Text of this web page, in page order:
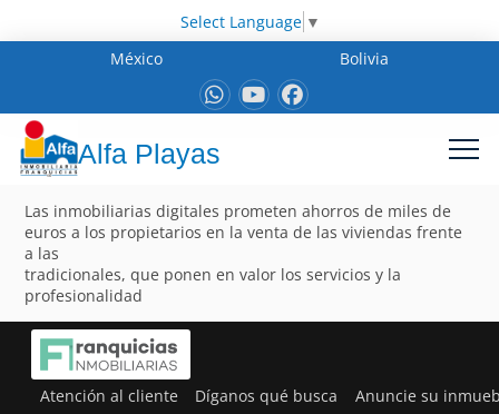
Select Language ▼
México
Bolivia
Alfa Playas
Las inmobiliarias digitales prometen ahorros de miles de
euros a los propietarios en la venta de las viviendas frente
a las
tradicionales, que ponen en valor los servicios y la
profesionalidad
Atención al cliente Díganos qué busca Anuncie su